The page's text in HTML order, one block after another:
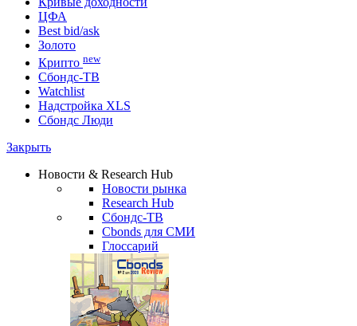
Портфель
Консенсусы
Поиск облигаций (ИИ)
Кривые доходности
ЦФА
Best bid/ask
Золото
Крипто new
Watchlist
Сбондс Люди
Новости & Research Hub
Новости рынка
Research Hub
Сбондс-ТВ
Cbonds для СМИ
Глоссарий